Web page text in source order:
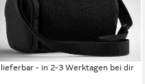
Gürteltasche BMW Crossbody
Gürteltasche M Motorsport
Bauchtasche (1-tlg)
59,99 €
lieferbar - in 2-3 Werktagen bei dir